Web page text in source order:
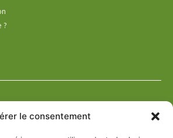
le consentement
?